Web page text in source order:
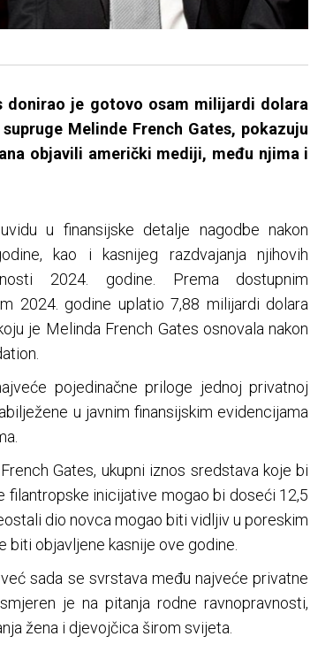
je gotovo osam milijardi dolara
Melinde French Gates, pokazuju
objavili američki mediji, među njima i
u finansijske detalje nagodbe nakon
kao i kasnijeg razdvajanja njihovih
2024. godine. Prema dostupnim
2024. godine uplatio 7,88 milijardi dolara
je Melinda French Gates osnovala nakon
pojedinačne priloge jednoj privatnoj
u javnim finansijskim evidencijama
Gates, ukupni iznos sredstava koje bi
filantropske inicijative mogao bi doseći 12,5
dio novca mogao biti vidljiv u poreskim
biti objavljene kasnije ove godine.
sada se svrstava među najveće privatne
je na pitanja rodne ravnopravnosti,
žena i djevojčica širom svijeta.